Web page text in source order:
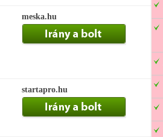
meska.hu
startapro.hu